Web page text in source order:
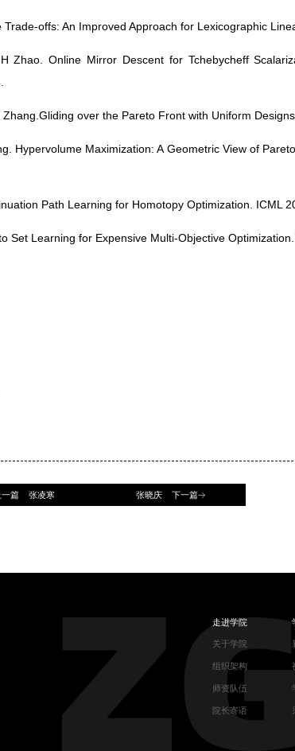
offs: An Improved Approach for Lexicographic
Online Mirror Descent for Tchebycheff
over the Pareto Front with Uniform
Hypervolume Maximization: A Geometric View of
Path Learning for Homotopy Optimization. ICML
Set Learning for Expensive Multi-Objective Optimization.
一篇 张凌寒 张晓庆 下一篇
走进学院
关于学院
组织架构
师资队伍
院长寄语